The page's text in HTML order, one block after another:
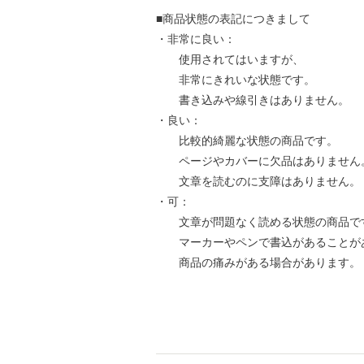
■商品状態の表記につきまして
・非常に良い：
使用されてはいますが、
非常にきれいな状態です。
書き込みや線引きはありません。
・良い：
比較的綺麗な状態の商品です。
ページやカバーに欠品はありません
文章を読むのに支障はありません。
・可：
文章が問題なく読める状態の商品で
マーカーやペンで書込があることが
商品の痛みがある場合があります。